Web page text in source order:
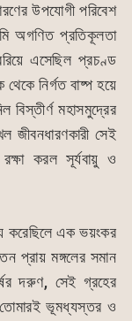
উপযোগী পরিবেশ
অগণিত প্রতিকূলতা
এসেছিল প্রচণ্ড
নির্গত বাষ্প হয়ে
মহাসমুদ্রের
জীবনধারণকারী সেই
করল সূর্যবায়ু ও
করেছিলে এক ভয়ংকর
প্রায় মঙ্গলের সমান
দরুণ, সেই গ্রহের
তোমারই ভূমধ্যস্তর ও